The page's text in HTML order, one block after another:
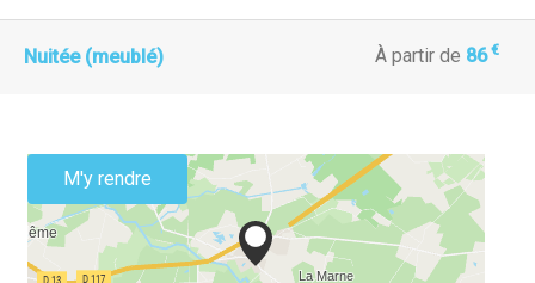
Nuitée (meublé) À partir de 86 €
M'y rendre